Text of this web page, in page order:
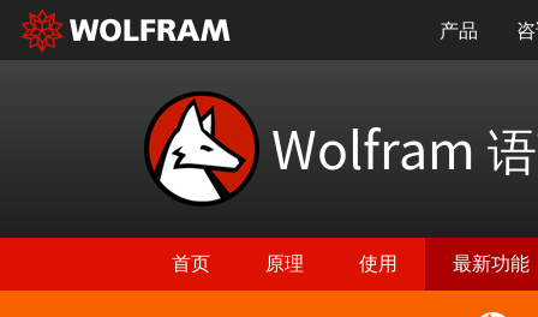
产品
Wolfram
首页 原理 使用 最新功能